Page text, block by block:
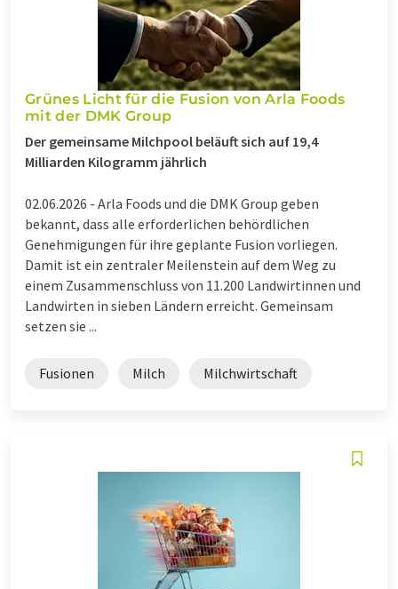
Grünes Licht für die Fusion von Arla Foods
mit der DMK Group
Der gemeinsame Milchpool beläuft sich auf 19,4
Milliarden Kilogramm jährlich
02.06.2026 - Arla Foods und die DMK Group geben
bekannt, dass alle erforderlichen behördlichen
Genehmigungen für ihre geplante Fusion vorliegen.
Damit ist ein zentraler Meilenstein auf dem Weg zu
einem Zusammenschluss von 11.200 Landwirtinnen und
Landwirten in sieben Ländern erreicht. Gemeinsam
setzen sie ...
Fusionen Milch Milchwirtschaft